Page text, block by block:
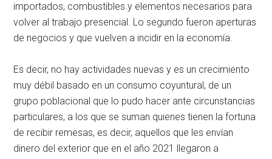
importados, combustibles y elementos necesarios para
volver al trabajo presencial. Lo segundo fueron aperturas
de negocios y que vuelven a incidir en la economía.
Es decir, no hay actividades nuevas y es un crecimiento
muy débil basado en un consumo coyuntural, de un
grupo poblacional que lo pudo hacer ante circunstancias
particulares, a los que se suman quienes tienen la fortuna
de recibir remesas, es decir, aquellos que les envían
dinero del exterior que en el año 2021 llegaron a